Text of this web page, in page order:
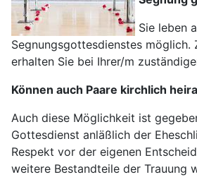
Sie leben
Segnungsgottesdienstes möglich.
erhalten Sie bei Ihrer/m
Können auch Paare kirchlich
Auch diese Möglichkeit ist
Gottesdienst anläßlich der
Respekt vor der eigenen
weitere Bestandteile der Trauung